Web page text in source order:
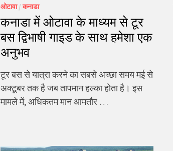
ओटावा/कनाडा
कनाडा में ओटावा के माध्यम से टूर
बस द्विभाषी गाइड के साथ हमेशा एक
अनुभव
टूर बस से यात्रा करने का सबसे अच्छा समय मई से
अक्टूबर तक है जब तापमान हल्का होता है। इस
मामले में, अधिकतम मान आमतौर …